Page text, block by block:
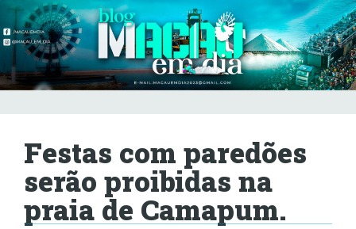
Festas com paredões
serão proibidas na
praia de Camapum.